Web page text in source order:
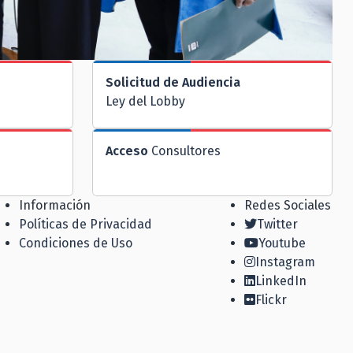
Solicitud de Audiencia
Ley del Lobby
Acceso Consultores
Información
Políticas de Privacidad
Condiciones de Uso
Redes Sociales
Twitter
Youtube
Instagram
LinkedIn
Flickr